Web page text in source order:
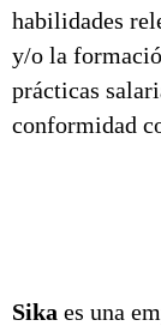
habilidades
y/o la
prácticas
conformidad
Sika es una